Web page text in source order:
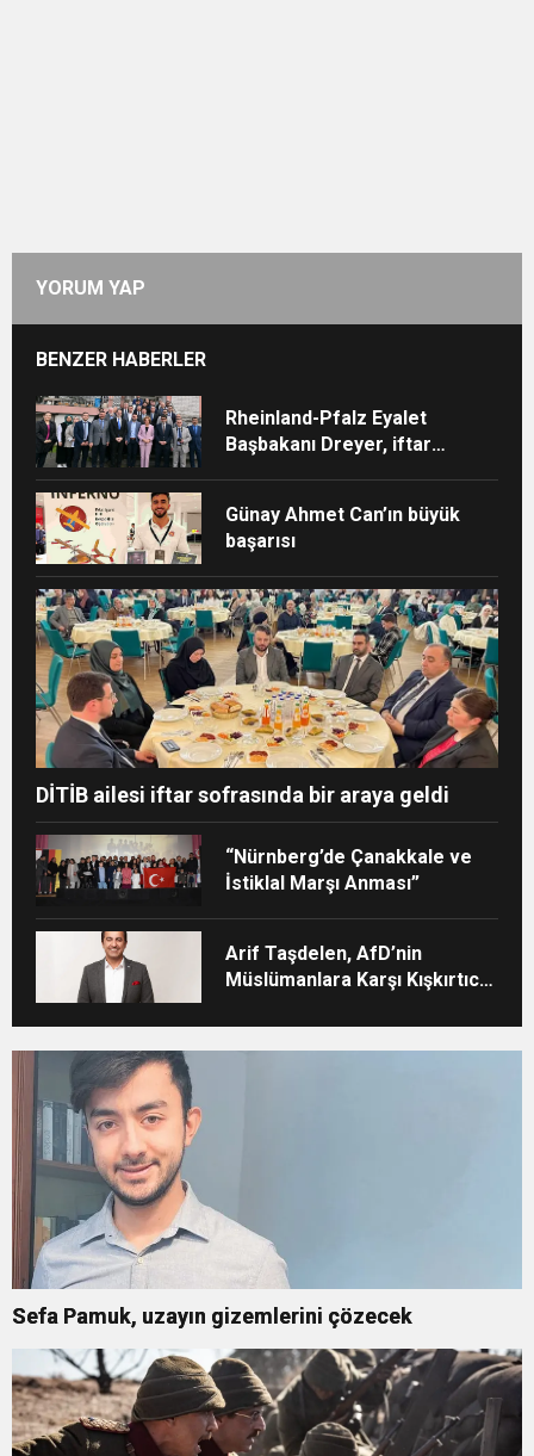
YORUM YAP
BENZER HABERLER
Rheinland-Pfalz Eyalet
Başbakanı Dreyer, iftar
Günay Ahmet Can’ın büyük
başarısı
DİTİB ailesi iftar sofrasında bir araya geldi
“Nürnberg’de Çanakkale ve
İstiklal Marşı Anması”
Arif Taşdelen, AfD’nin
Müslümanlara Karşı Kışkırtıcı
Sefa Pamuk, uzayın gizemlerini çözecek